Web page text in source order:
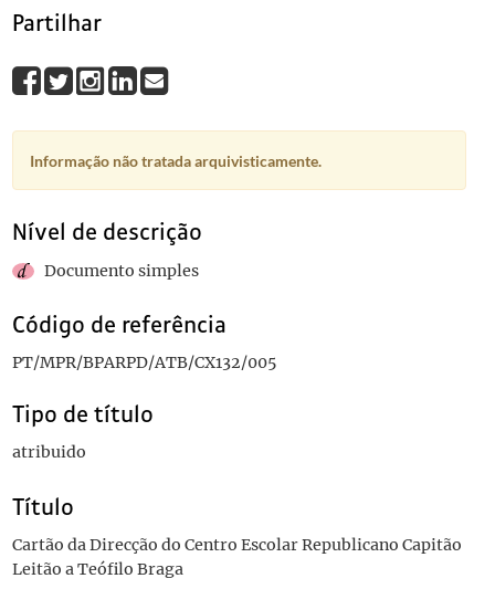
Partilhar
Informação não tratada arquivisticamente.
Nível de descrição
Documento simples
Código de referência
PT/MPR/BPARPD/ATB/CX132/005
Tipo de título
atribuido
Título
Cartão da Direcção do Centro Escolar Republicano Capitão
Leitão a Teófilo Braga